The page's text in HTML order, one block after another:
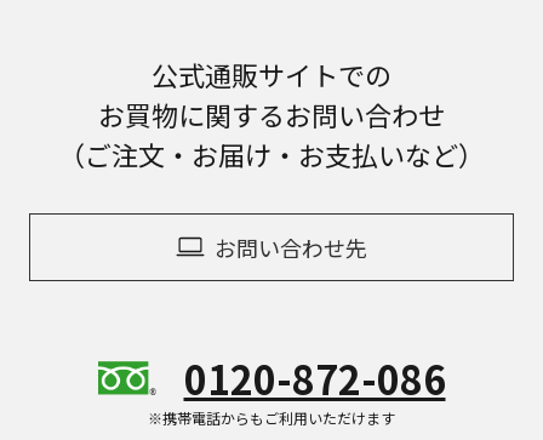
公式通販サイトでの
お買物に関するお問い合わせ
（ご注文・お届け・お支払いなど）
お問い合わせ先
0120-872-086
※携帯電話からもご利用いただけます